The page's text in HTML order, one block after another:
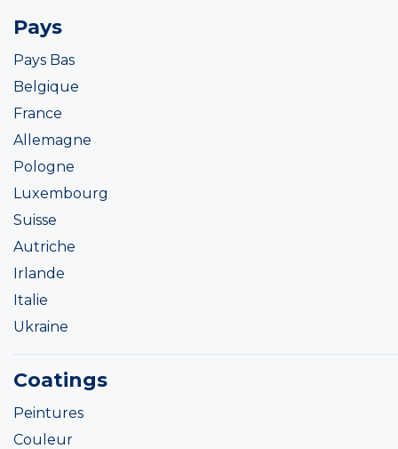
Pays
Pays Bas
Belgique
France
Allemagne
Pologne
Luxembourg
Suisse
Autriche
Irlande
Italie
Ukraine
Coatings
Peintures
Couleur